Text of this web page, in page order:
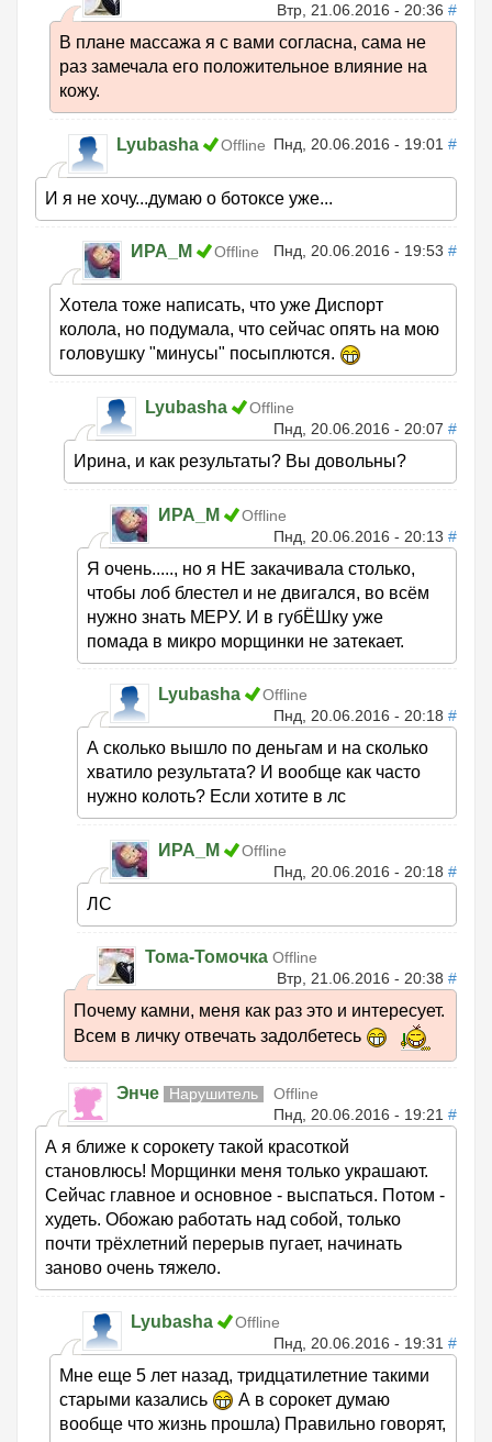
Втр, 21.06.2016 - 20:36 #
В плане массажа я с вами согласна, сама не
раз замечала его положительное влияние на
кожу.
Lyubasha Offline Пнд, 20.06.2016 - 19:01 #
И я не хочу...думаю о ботоксе уже...
ИРА_М Offline Пнд, 20.06.2016 - 19:53 #
Хотела тоже написать, что уже Диспорт
колола, но подумала, что сейчас опять на мою
головушку "минусы" посыплются.
Lyubasha
Offline
Пнд, 20.06.2016 - 20:07 #
Ирина, и как результаты? Вы довольны?
ИРА_М
Offline
Пнд, 20.06.2016 - 20:13 #
Я очень....., но я НЕ закачивала столько,
чтобы лоб блестел и не двигался, во всём
нужно знать МЕРУ. И в губЁШку уже
помада в микро морщинки не затекает.
Lyubasha
Offline
Пнд, 20.06.2016 - 20:18 #
А сколько вышло по деньгам и на сколько
хватило результата? И вообще как часто
нужно колоть? Если хотите в лс
ИРА_М
Offline
Пнд, 20.06.2016 - 20:18 #
ЛС
Тома-Томочка Offline
Втр, 21.06.2016 - 20:38 #
Почему камни, меня как раз это и интересует.
Всем в личку отвечать задолбетесь
Энче Нарушитель
Offline
Пнд, 20.06.2016 - 19:21 #
А я ближе к сорокету такой красоткой
становлюсь! Морщинки меня только украшают.
Сейчас главное и основное - выспаться. Потом -
худеть. Обожаю работать над собой, только
почти трёхлетний перерыв пугает, начинать
заново очень тяжело.
Lyubasha
Offline
Пнд, 20.06.2016 - 19:31 #
Мне еще 5 лет назад, тридцатилетние такими
старыми казались
А в сорокет думаю
вообще что жизнь прошла) Правильно говорят,